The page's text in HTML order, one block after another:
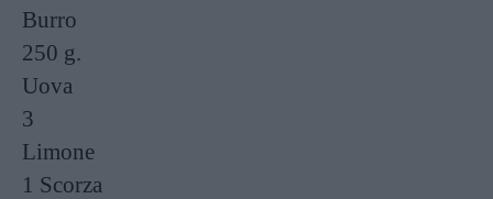
Burro
250 g.
Uova
3
Limone
1 Scorza